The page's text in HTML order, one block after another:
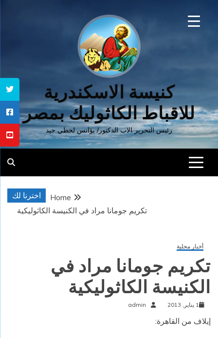
كنيسة الاسكندرية
للاقباط الكاثوليك بمصر
رئيس التحرير الاب الدكتور/ يؤانس لحظي جيد
اخترنا لك
Home
تكريم جومانا مراد في الكنيسة الكاثوليكية
أخبار محلية
تكريم جومانا مراد في
الكنيسة الكاثوليكية
1 يناير, 2013 admin
إيلاف من القاهرة: